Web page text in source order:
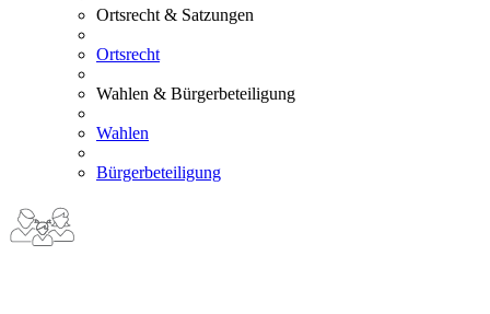
Ortsrecht & Satzungen
Ortsrecht
Wahlen & Bürgerbeteiligung
Wahlen
Bürgerbeteiligung